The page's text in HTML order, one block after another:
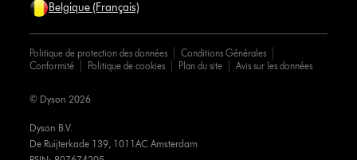
Belgique (Français)
Politique de protection des données
Conditions Générales
Conformité
Politique de cookies Plan du site Avis sur les données
Dyson B.V.
De Ruijterkade 139, 1011AC Amsterdam
© Dyson 2026